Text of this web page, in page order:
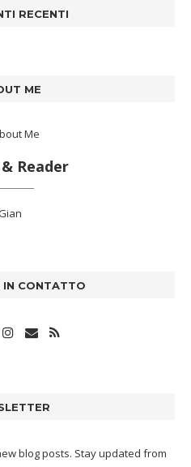
RECENTI
ME
Reader
IN CONTATTO
blog posts. Stay updated from